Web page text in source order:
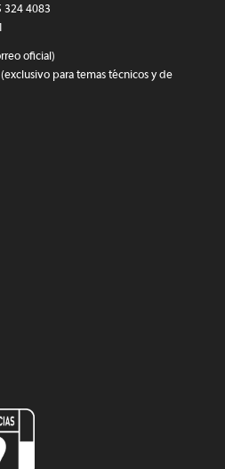
324 4083
oficial)
para temas técnicos y de